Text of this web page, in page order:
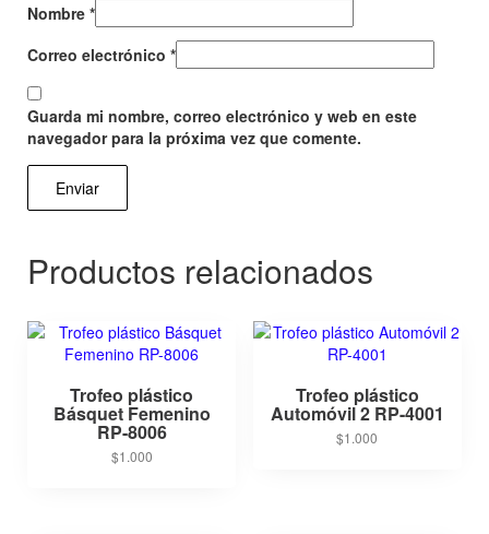
Nombre *
Correo electrónico *
Guarda mi nombre, correo electrónico y web en este
navegador para la próxima vez que comente.
Productos relacionados
Trofeo plástico
Básquet Femenino
RP-8006
$1.000
Trofeo plástico
Automóvil 2 RP-4001
$1.000